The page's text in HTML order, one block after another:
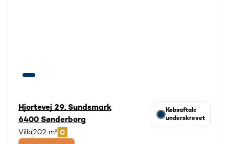
Hjortevej 29, Sundsmark
6400 Sønderborg
Købsaftale
underskrevet
Villa202 m²